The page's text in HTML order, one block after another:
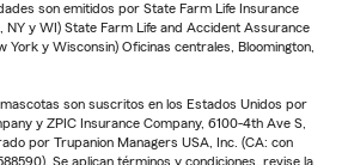
son emitidos por State Farm Life Insurance
NY y WI) State Farm Life and Accident Assurance
York y Wisconsin) Oficinas centrales, Bloomington,
son suscritos en los Estados Unidos por
y ZPIC Insurance Company, 6100-4th Ave S,
por Trupanion Managers USA, Inc. (CA: con
Se aplican términos y condiciones, revise la